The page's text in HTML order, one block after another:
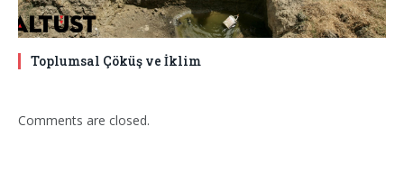
Toplumsal Çöküş ve İklim
Comments are closed.